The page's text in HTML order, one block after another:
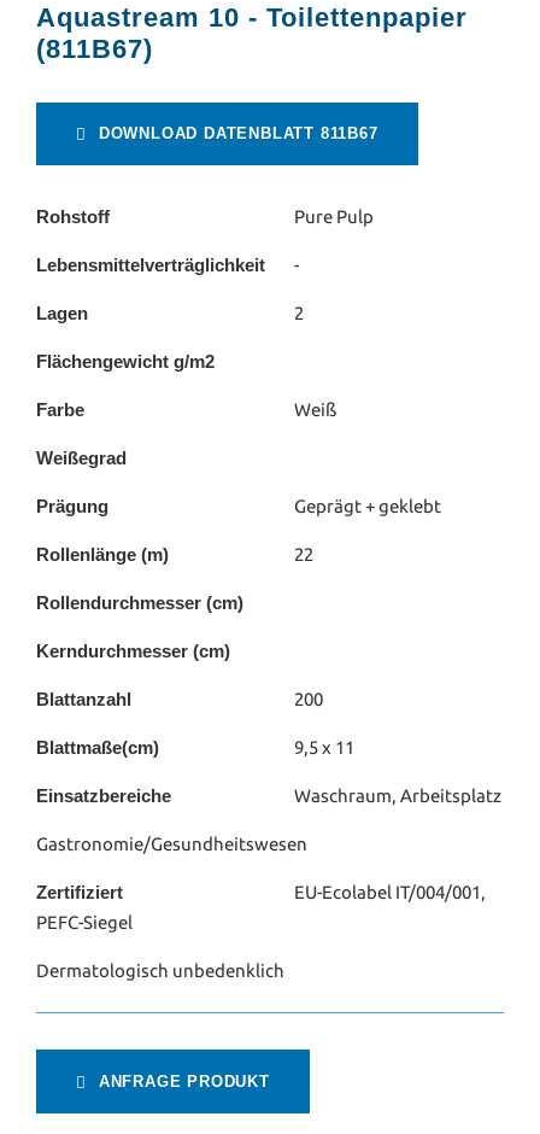
Aquastream 10 - Toilettenpapier
(811B67)
DOWNLOAD DATENBLATT 811B67
Rohstoff Pure Pulp
Lebensmittelverträglichkeit -
Lagen 2
Flächengewicht g/m2
Farbe Weiß
Weißegrad
Prägung Geprägt + geklebt
Rollenlänge (m) 22
Rollendurchmesser (cm)
Kerndurchmesser (cm)
Blattanzahl 200
Blattmaße(cm) 9,5 x 11
Einsatzbereiche Waschraum, Arbeitsplatz
Gastronomie/Gesundheitswesen
Zertifiziert
EU-Ecolabel IT/004/001,
PEFC-Siegel
Dermatologisch unbedenklich
ANFRAGE PRODUKT